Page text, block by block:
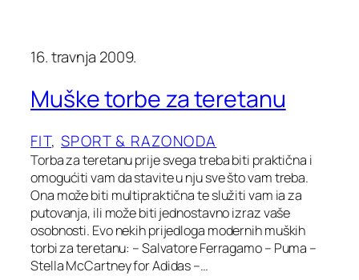
16. travnja 2009.
Muške torbe za teretanu
FIT, SPORT & RAZONODA
Torba za teretanu prije svega treba biti praktična i
omogućiti vam da stavite u nju sve što vam treba.
Ona može biti multipraktična te služiti vam ia za
putovanja, ili može biti jednostavno izraz vaše
osobnosti. Evo nekih prijedloga modernih muških
torbi za teretanu: – Salvatore Ferragamo – Puma –
Stella McCartney for Adidas –…